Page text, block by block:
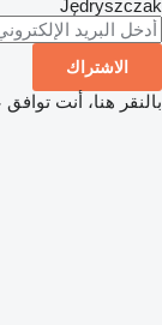
Jędryszczak
الاشتراك
بالنقر هنا، أنت